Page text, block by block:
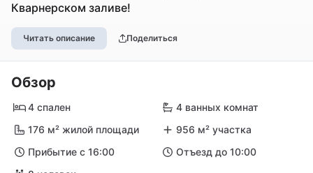
Кварнерском заливе!
Читать описание Поделиться
Обзор
4 спален
4 ванных комнат
176 м² жилой площади
956 м² участка
Прибытие с 16:00
Отъезд до 10:00